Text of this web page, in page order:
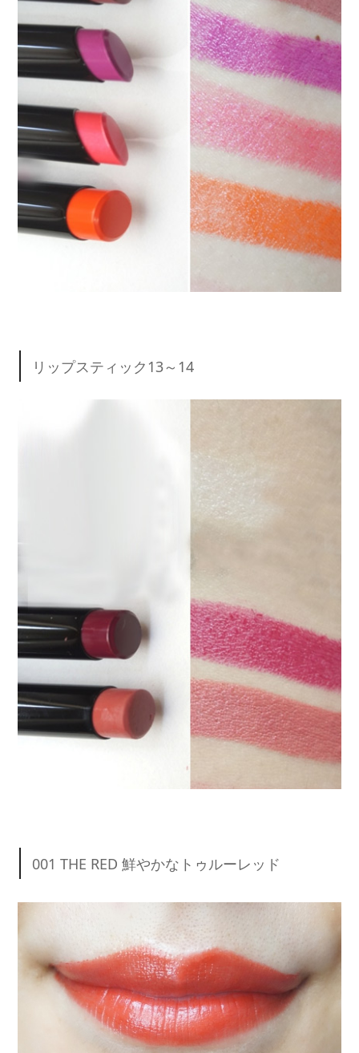
リップスティック13～14
001 THE RED 鮮やかなトゥルーレッド